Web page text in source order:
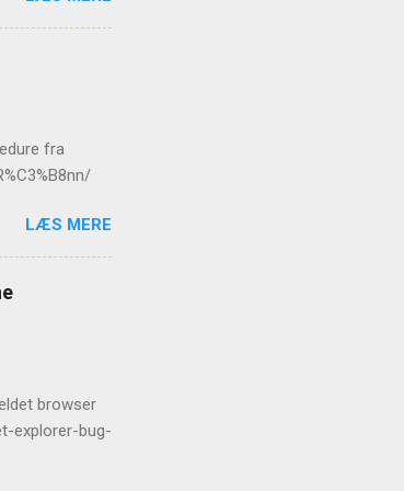
fra
LÆS MERE
browser
explorer-bug-